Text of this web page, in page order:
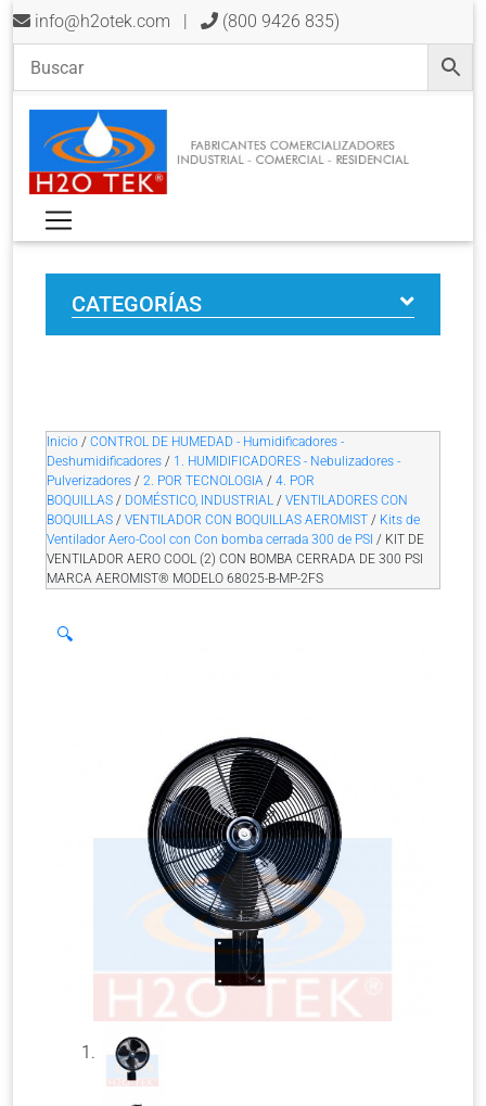
info@h2otek.com | (800 9426 835)
CATEGORÍAS
Inicio / CONTROL DE HUMEDAD - Humidificadores -
Deshumidificadores / 1. HUMIDIFICADORES - Nebulizadores -
Pulverizadores / 2. POR TECNOLOGIA / 4. POR
BOQUILLAS / DOMÉSTICO, INDUSTRIAL / VENTILADORES CON
BOQUILLAS / VENTILADOR CON BOQUILLAS AEROMIST / Kits de
Ventilador Aero-Cool con Con bomba cerrada 300 de PSI / KIT DE
VENTILADOR AERO COOL (2) CON BOMBA CERRADA DE 300 PSI
MARCA AEROMIST® MODELO 68025-B-MP-2FS
🔍